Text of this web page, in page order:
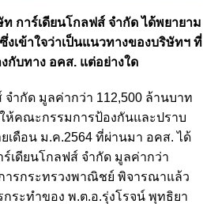
การ์เดียนโกลฟส์ จำกัด ได้พยายาม
เข้าใจว่าเป็นแนวทางของบริษัทฯ ที่
กับทาง อคส. แต่อย่างใด
ำกัด มูลค่ากว่า 112,500 ล้านบาท
ห้คณะกรรมการป้องกันและปราบ
ดือน ม.ค.2564 ที่ผ่านมา อคส. ได้
เดียนโกลฟส์ จำกัด มูลค่ากว่า
ารกระทรวงพาณิชย์ พิจารณาแล้ว
ระทำของ พ.ต.อ.รุ่งโรจน์ พุทธิยา